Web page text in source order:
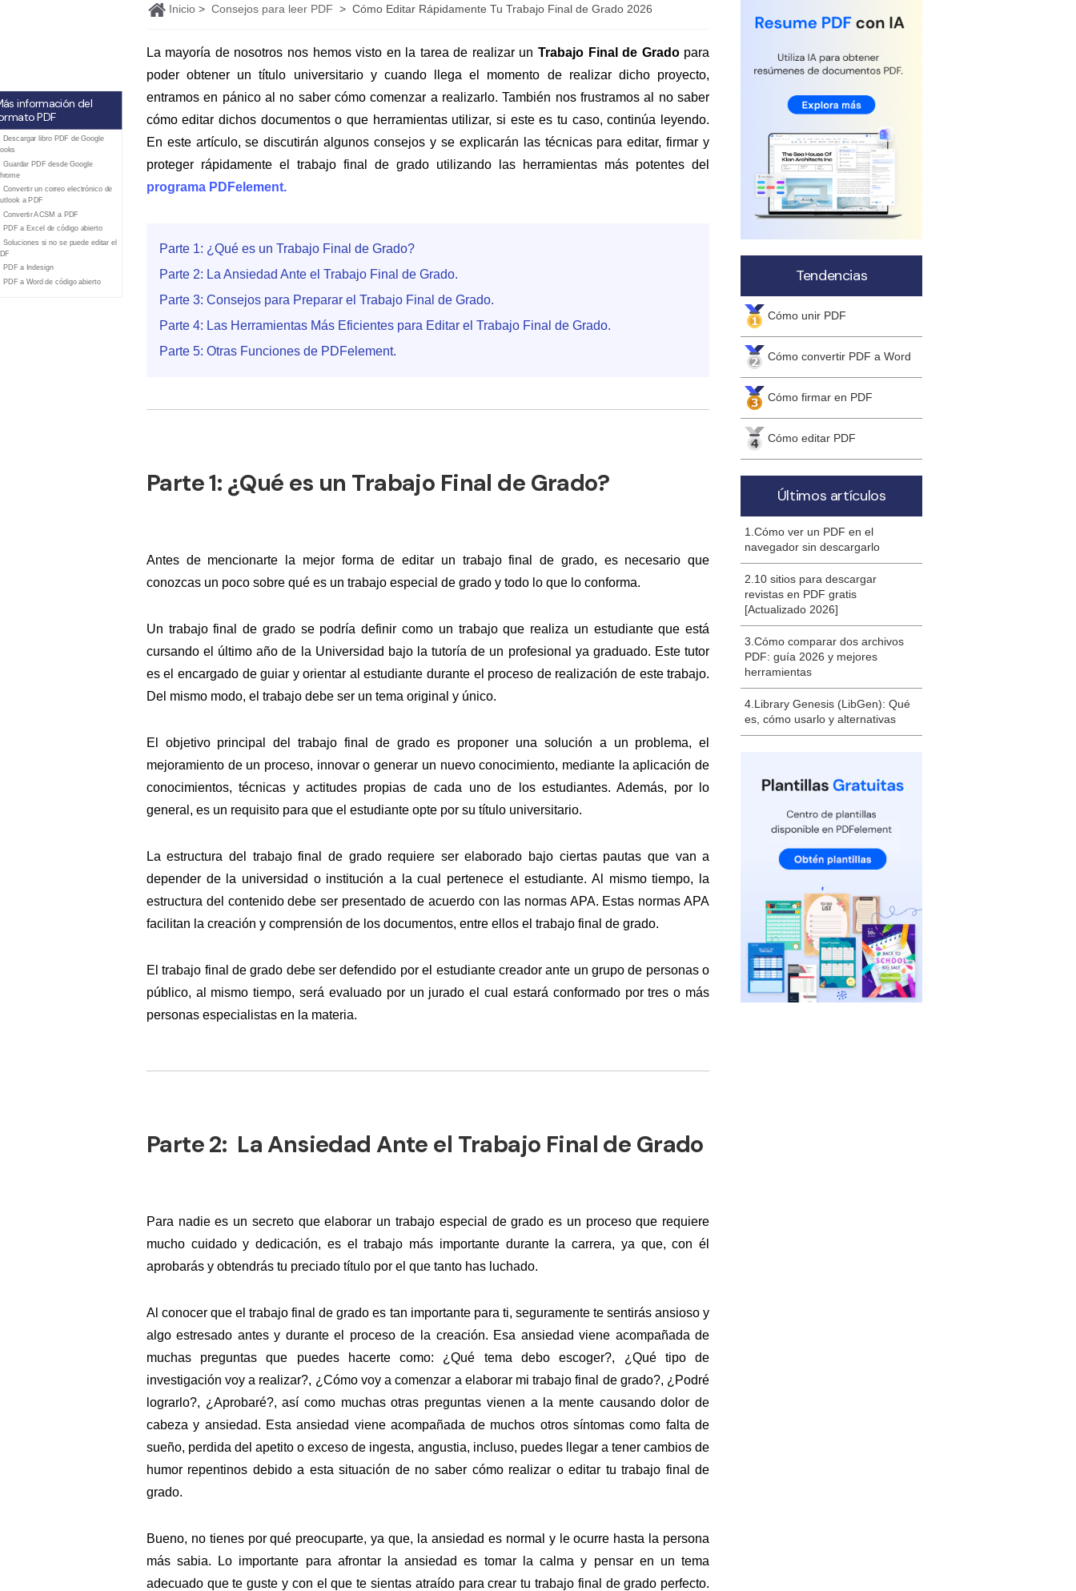
Actualizar a PDFelement V12.
Inicio > Consejos para leer PDF > Cómo Editar Rápidamente Tu Trabajo Final de Grado 2026
La mayoría de nosotros nos hemos visto en la tarea de realizar un Trabajo Final de Gradopara
poder obtener un título universitario y cuando llega el momento de realizar dicho proyecto,
entramos en pánico al no saber cómo comenzar a realizarlo. También nos frustramos al no saber
cómo editar dichos documentos o que herramientas utilizar, si este es tu caso, continúa leyendo.
En este artículo, se discutirán algunos consejos y se explicarán las técnicas para editar, firmar y
proteger rápidamente el trabajo final de grado utilizando las herramientas más potentes del
programa PDFelement.
Parte 1: ¿Qué es un Trabajo Final de Grado?
Parte 2: La Ansiedad Ante el Trabajo Final de Grado.
Parte 3: Consejos para Preparar el Trabajo Final de Grado.
Parte 4: Las Herramientas Más Eficientes para Editar el Trabajo Final de Grado.
Parte 5: Otras Funciones de PDFelement.
Parte 1: ¿Qué es un Trabajo Final de Grado?
Antes de mencionarte la mejor forma de editar un trabajo final de grado, es necesario que
conozcas un poco sobre qué es un trabajo especial de grado y todo lo que lo conforma.
Un trabajo final de grado se podría definir como un trabajo que realiza un estudiante que está
cursando el último año de la Universidad bajo la tutoría de un profesional ya graduado. Este tutor
es el encargado de guiar y orientar al estudiante durante el proceso de realización de este trabajo.
Del mismo modo, el trabajo debe ser un tema original y único.
El objetivo principal del trabajo final de grado es proponer una solución a un problema, el
mejoramiento de un proceso, innovar o generar un nuevo conocimiento, mediante la aplicación de
conocimientos, técnicas y actitudes propias de cada uno de los estudiantes. Además, por lo
general, es un requisito para que el estudiante opte por su título universitario.
La estructura del trabajo final de grado requiere ser elaborado bajo ciertas pautas que van a
depender de la universidad o institución a la cual pertenece el estudiante. Al mismo tiempo, la
estructura del contenido debe ser presentado de acuerdo con las normas APA. Estas normas APA
facilitan la creación y comprensión de los documentos, entre ellos el trabajo final de grado.
El trabajo final de grado debe ser defendido por el estudiante creador ante un grupo de personas o
público, al mismo tiempo, será evaluado por un jurado el cual estará conformado por tres o más
personas especialistas en la materia.
Parte 2: La Ansiedad Ante el Trabajo Final de Grado
Para nadie es un secreto que elaborar un trabajo especial de grado es un proceso que requiere
mucho cuidado y dedicación, es el trabajo más importante durante la carrera, ya que, con él
aprobarás y obtendrás tu preciado título por el que tanto has luchado.
Al conocer que el trabajo final de grado es tan importante para ti, seguramente te sentirás ansioso y
algo estresado antes y durante el proceso de la creación. Esa ansiedad viene acompañada de
muchas preguntas que puedes hacerte como: ¿Qué tema debo escoger?, ¿Qué tipo de
investigación voy a realizar?, ¿Cómo voy a comenzar a elaborar mi trabajo final de grado?, ¿Podré
lograrlo?, ¿Aprobaré?, así como muchas otras preguntas vienen a la mente causando dolor de
cabeza y ansiedad. Esta ansiedad viene acompañada de muchos otros síntomas como falta de
sueño, perdida del apetito o exceso de ingesta, angustia, incluso, puedes llegar a tener cambios de
humor repentinos debido a esta situación de no saber cómo realizar o editar tu trabajo final de
grado.
Bueno, no tienes por qué preocuparte, ya que, la ansiedad es normal y le ocurre hasta la persona
más sabia. Lo importante para afrontar la ansiedad es tomar la calma y pensar en un tema
adecuado que te guste y con el que te sientas atraído para crear tu trabajo final de grado perfecto.
Tendencias
Cómo unir PDF
Cómo convertir PDF a Word
Cómo firmar en PDF
Cómo editar PDF
Últimos artículos
1.Cómo ver un PDF en el
navegador sin descargarlo
2.10 sitios para descargar
revistas en PDF gratis
[Actualizado 2026]
3.Cómo comparar dos archivos
PDF: guía 2026 y mejores
herramientas
4.Library Genesis (LibGen): Qué
es, cómo usarlo y alternativas
información del
PDF
Descargar libro PDF de Google
Guardar PDF desde Google
Convertir un correo electrónico de
a PDF
Convertir ACSM a PDF
PDF a Excel de código abierto
Soluciones si no se puede editar el
PDF a Indesign
PDF a Word de código abierto